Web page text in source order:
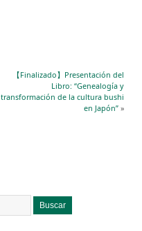
【Finalizado】Presentación del
Libro: “Genealogía y
transformación de la cultura bushi
en Japón”»